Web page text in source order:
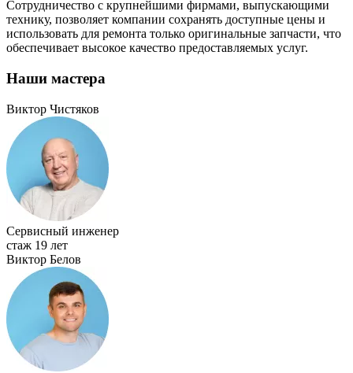
Сотрудничество с крупнейшими фирмами, выпускающими
технику, позволяет компании сохранять доступные цены и
использовать для ремонта только оригинальные запчасти, что
обеспечивает высокое качество предоставляемых услуг.
Наши мастера
Виктор Чистяков
Сервисный инженер
стаж 19 лет
Виктор Белов